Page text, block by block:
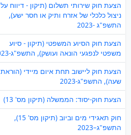
הצעת חוק שירותי תשלום (תיקון - דיווח על
ניצול כלכלי של אזרח ותיק או חסר ישע),
התשפ"ג -2023
הצעת חוק הסיוע המשפטי (תיקון - סיוע
משפטי לנפגעי הונאה ועושק), התשפ"ג-2023
הצעת חוק ליישוב תחת איום מיידי (הוראת
שעה), התשפ"ג-2023
הצעת חוק-יסוד: הממשלה (תיקון מס' 13)
חוק תאגידי מים וביוב (תיקון מס' 15),
התשפ"ג–2023